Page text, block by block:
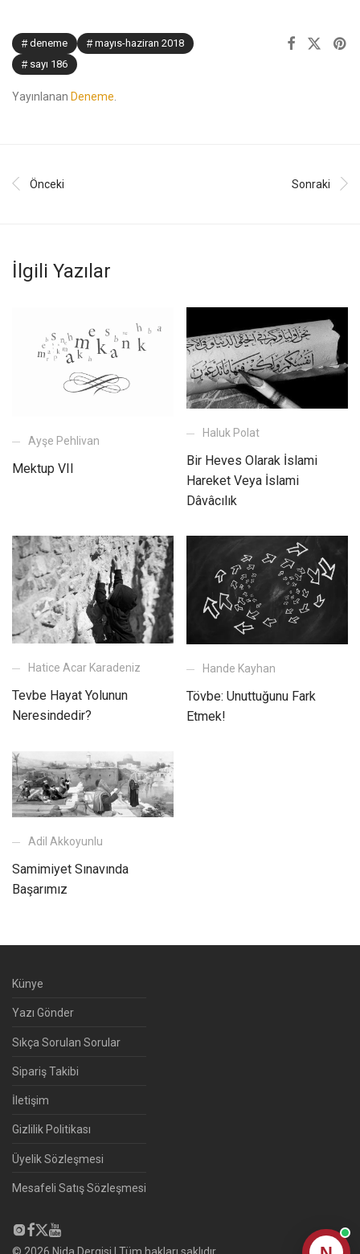
deneme
mayıs-haziran 2018
sayı 186
Yayınlanan Deneme.
Önceki Sonraki
İlgili Yazılar
Ayşe Pehlivan
Mektup VII
Haluk Polat
Bir Heves Olarak İslami
Hareket Veya İslami
Dâvâcılık
Hatice Acar Karadeniz
Tevbe Hayat Yolunun
Neresindedir?
Hande Kayhan
Tövbe: Unuttuğunu Fark
Etmek!
Adil Akkoyunlu
Samimiyet Sınavında
Başarımız
Künye
Yazı Gönder
Sıkça Sorulan Sorular
Sipariş Takibi
İletişim
Gizlilik Politikası
Üyelik Sözleşmesi
Mesafeli Satış Sözleşmesi